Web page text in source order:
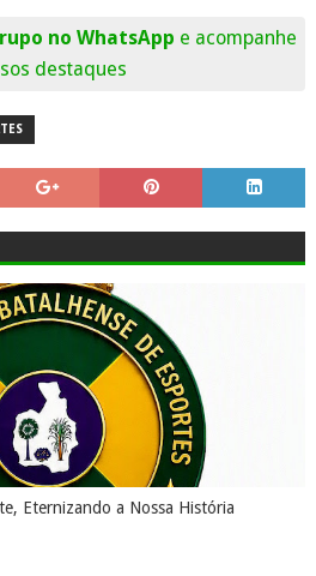
no WhatsApp e acompanhe
destaques
Eternizando a Nossa História